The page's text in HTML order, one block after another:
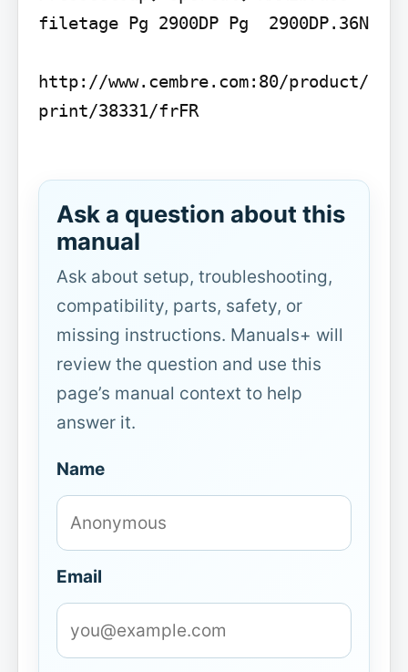
filetage Pg 2900DP Pg  2900DP.36N
http://www.cembre.com:80/product/
print/38331/frFR
Ask a question about this
manual
Ask about setup, troubleshooting,
compatibility, parts, safety, or
missing instructions. Manuals+ will
review the question and use this
page’s manual context to help
answer it.
Name
Email